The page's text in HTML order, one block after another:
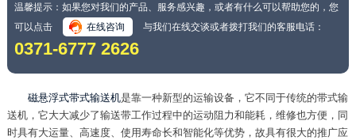
温馨提示：如果您对我们的产品、服务感兴趣，或者有什么可以帮助您的，您
可以点击
在线咨询 与我们在线交谈或者拨打我们的客服电话：
0371-6777 2626
磁悬浮式带式输送机是靠一种新型的运输设备，它不同于传统的带式输
送机，它大大减少了输送带工作过程中的运动阻力和能耗，维修也方便，同
时具有大运量、高速度、使用寿命长和智能化等优势，故具有很大的推广应